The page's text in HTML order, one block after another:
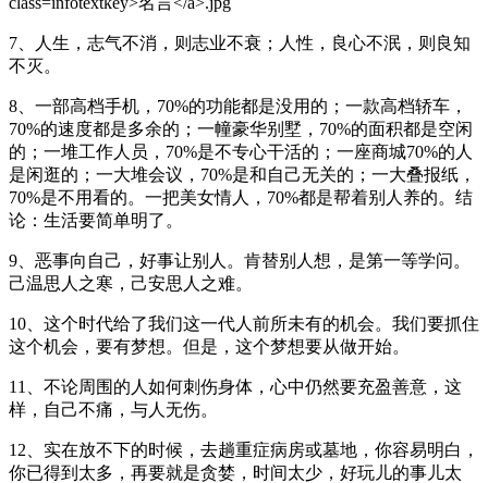
7、人生，志气不消，则志业不衰；人性，良心不泯，则良知
不灭。
8、一部高档手机，70%的功能都是没用的；一款高档轿车，
70%的速度都是多余的；一幢豪华别墅，70%的面积都是空闲
的；一堆工作人员，70%是不专心干活的；一座商城70%的人
是闲逛的；一大堆会议，70%是和自己无关的；一大叠报纸，
70%是不用看的。一把美女情人，70%都是帮着别人养的。结
论：生活要简单明了。
9、恶事向自己，好事让别人。肯替别人想，是第一等学问。
己温思人之寒，己安思人之难。
10、这个时代给了我们这一代人前所未有的机会。我们要抓住
这个机会，要有梦想。但是，这个梦想要从做开始。
11、不论周围的人如何刺伤身体，心中仍然要充盈善意，这
样，自己不痛，与人无伤。
12、实在放不下的时候，去趟重症病房或墓地，你容易明白，
你已得到太多，再要就是贪婪，时间太少，好玩儿的事儿太